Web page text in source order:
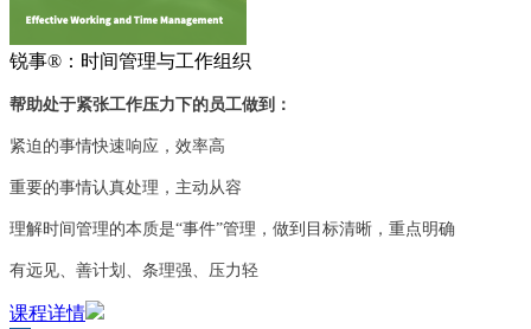
锐事®：时间管理与工作组织
帮助处于紧张工作压力下的员工做到：
紧迫的事情快速响应，效率高
重要的事情认真处理，主动从容
理解时间管理的本质是“事件”管理，做到目标清晰，重点明确
有远见、善计划、条理强、压力轻
课程详情